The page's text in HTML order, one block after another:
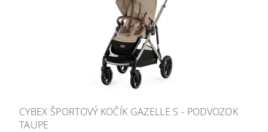
CYBEX ŠPORTOVÝ KOČÍK GAZELLE S - PODVOZOK
TAUPE